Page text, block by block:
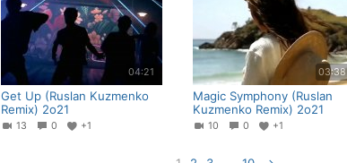
04:21
Get Up (Ruslan Kuzmenko
Remix) 2o21
13 0 +1
03:38
Magic Symphony (Ruslan
Kuzmenko Remix) 2o21
10 0 +1